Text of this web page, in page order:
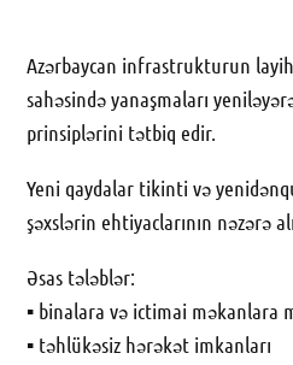
Azərbaycan infrastrukturun
sahəsində yanaşmaları
prinsiplərini tətbiq edir.
Yeni qaydalar tikinti və
şəxslərin ehtiyaclarının nəzərə
Əsas tələblər:
▪️ binalara və ictimai məkanlara
▪️ təhlükəsiz hərəkət imkanları